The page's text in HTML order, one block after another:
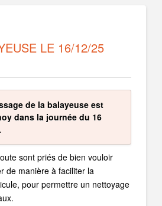
LE 16/12/25
de la balayeuse est
dans la journée du 16
sont priés de bien vouloir
de manière à faciliter la
pour permettre un nettoyage